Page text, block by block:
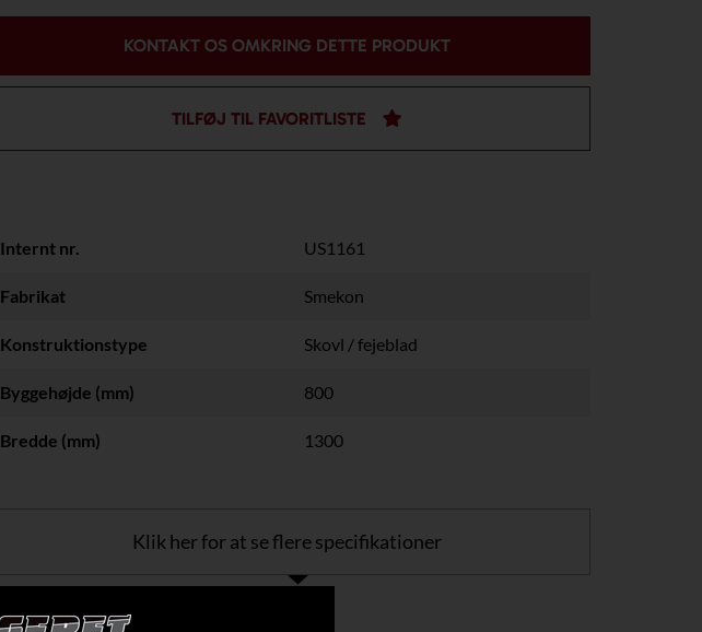
KONTAKT OS OMKRING DETTE PRODUKT
TILFØJ TIL FAVORITLISTE
Internt nr. US1161
Fabrikat Smekon
Konstruktionstype Skovl / fejeblad
Byggehøjde (mm) 800
Bredde (mm) 1300
Klik her for at se flere specifikationer